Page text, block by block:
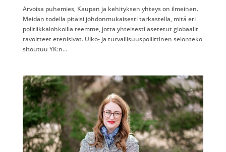
Arvoisa puhemies, Kaupan ja kehityksen yhteys on ilmeinen.
Meidän todella pitäisi johdonmukaisesti tarkastella, mitä eri
politiikkalohkoilla teemme, jotta yhteisesti asetetut globaalit
tavoitteet etenisivät. Ulko- ja turvallisuuspoliittinen selonteko
sitoutuu YK:n...